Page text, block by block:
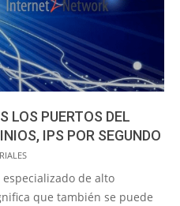
LOS PUERTOS DEL
IPS POR SEGUNDO
especializado de alto
que también se puede